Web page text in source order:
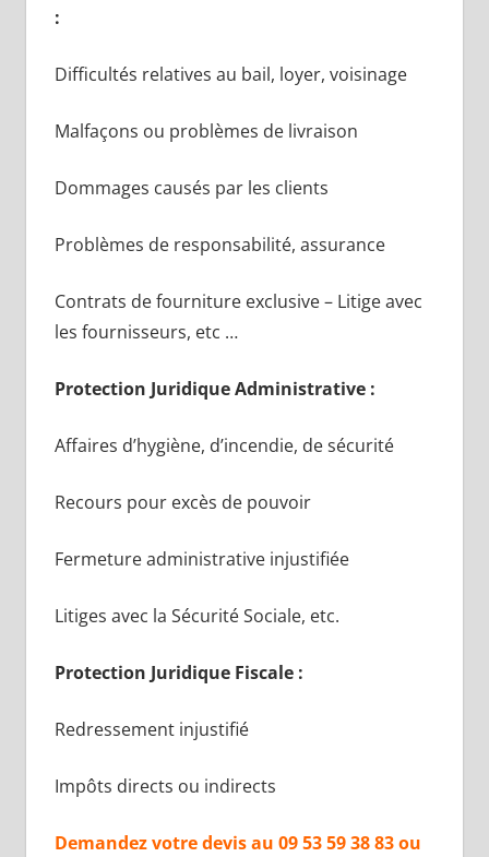
:
Difficultés relatives au bail, loyer, voisinage
Malfaçons ou problèmes de livraison
Dommages causés par les clients
Problèmes de responsabilité, assurance
Contrats de fourniture exclusive – Litige avec
les fournisseurs, etc …
Protection Juridique Administrative :
Affaires d’hygiène, d’incendie, de sécurité
Recours pour excès de pouvoir
Fermeture administrative injustifiée
Litiges avec la Sécurité Sociale, etc.
Protection Juridique Fiscale :
Redressement injustifié
Impôts directs ou indirects
Demandez votre devis au 09 53 59 38 83 ou